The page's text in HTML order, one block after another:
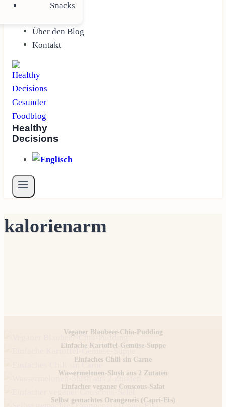
Snacks
Über den Blog
Kontakt
Healthy
Decisions
kalorienarm
Veganer Blaubeer-Chia-Pudding
Einfache Kartoffel-Gemüse-Suppe
Einfaches Chili sin Carne
Wassermelonen-Slush aus 2 Zutaten
Einfacher veganer Couscous-Salat
Selbst gemachtes Orangeneis (Capri-Eis)